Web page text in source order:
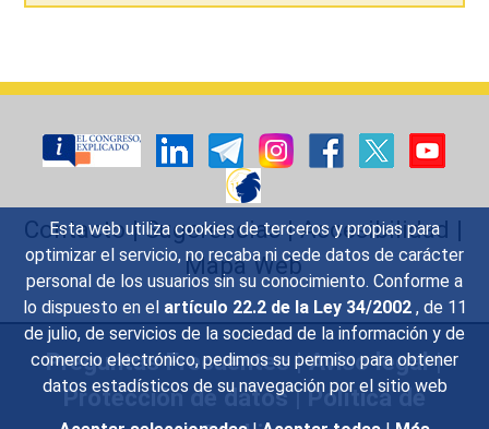
Esta web utiliza cookies de terceros y propias para
optimizar el servicio, no recaba ni cede datos de carácter
personal de los usuarios sin su conocimiento. Conforme a
lo dispuesto en el artículo 22.2 de la Ley 34/2002 , de 11
de julio, de servicios de la sociedad de la información y de
comercio electrónico, pedimos su permiso para obtener
datos estadísticos de su navegación por el sitio web
Contacto|Sugerencias|Accesibilidad |
Mapa Web
Preguntas Frecuentes|Aviso legal|
Protección de datos|Política de